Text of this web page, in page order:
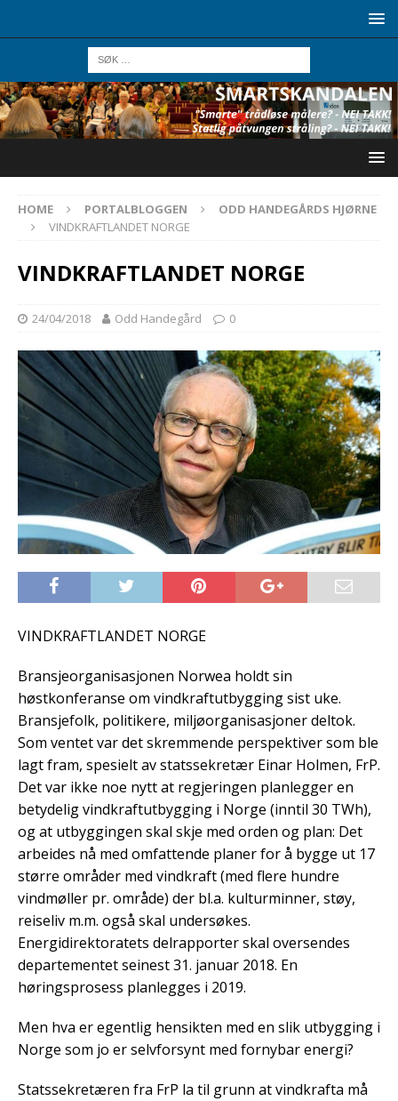
HOME PORTALBLOGGEN
ODD HANDEGÅRDS HJØRNE
VINDKRAFTLANDET NORGE
VINDKRAFTLANDET NORGE
24/04/2018 Odd Handegård 0
VINDKRAFTLANDET NORGE
Bransjeorganisasjonen Norwea holdt sin
høstkonferanse om vindkraftutbygging sist uke.
Bransjefolk, politikere, miljøorganisasjoner deltok.
Som ventet var det skremmende perspektiver som ble
lagt fram, spesielt av statssekretær Einar Holmen, FrP.
Det var ikke noe nytt at regjeringen planlegger en
betydelig vindkraftutbygging i Norge (inntil 30 TWh),
og at utbyggingen skal skje med orden og plan: Det
arbeides nå med omfattende planer for å bygge ut 17
større områder med vindkraft (med flere hundre
vindmøller pr. område) der bl.a. kulturminner, støy,
reiseliv m.m. også skal undersøkes.
Energidirektoratets delrapporter skal oversendes
departementet seinest 31. januar 2018. En
høringsprosess planlegges i 2019.
Men hva er egentlig hensikten med en slik utbygging i
Norge som jo er selvforsynt med fornybar energi?
Statssekretæren fra FrP la til grunn at vindkrafta må